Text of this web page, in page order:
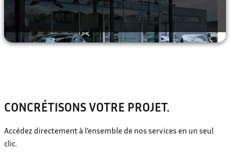
CONCRÉTISONS VOTRE PROJET.
Accédez directement à l’ensemble de nos services en un seul
clic.